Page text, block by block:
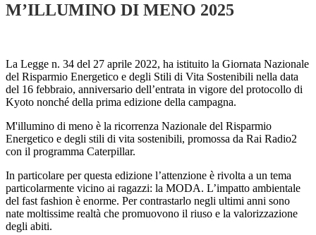
M’ILLUMINO DI MENO 2025
La Legge n. 34 del 27 aprile 2022, ha istituito la Giornata Nazionale
del Risparmio Energetico e degli Stili di Vita Sostenibili nella data
del 16 febbraio, anniversario dell’entrata in vigore del protocollo di
Kyoto nonché della prima edizione della campagna.
M'illumino di meno è la ricorrenza Nazionale del Risparmio
Energetico e degli stili di vita sostenibili, promossa da Rai Radio2
con il programma Caterpillar.
In particolare per questa edizione l’attenzione è rivolta a un tema
particolarmente vicino ai ragazzi: la MODA. L’impatto ambientale
del fast fashion è enorme. Per contrastarlo negli ultimi anni sono
nate moltissime realtà che promuovono il riuso e la valorizzazione
degli abiti.